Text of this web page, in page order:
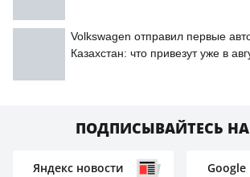
Volkswagen отправил первые
Казахстан: что привезут уже в
ПОДПИСЫВАЙТЕСЬ
Яндекс новости Google